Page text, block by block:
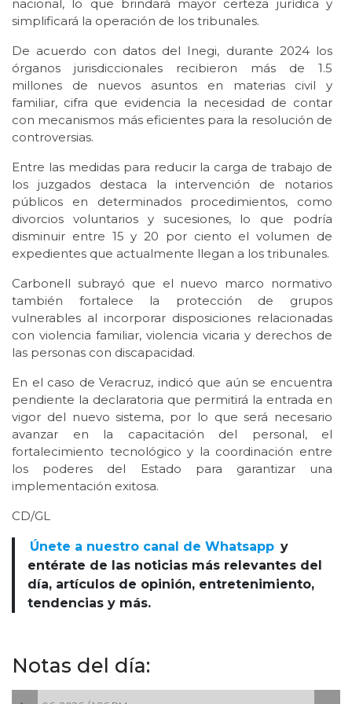
nacional, lo que brindará mayor certeza jurídica y
simplificará la operación de los tribunales.
De acuerdo con datos del Inegi, durante 2024 los
órganos jurisdiccionales recibieron más de 1.5
millones de nuevos asuntos en materias civil y
familiar, cifra que evidencia la necesidad de contar
con mecanismos más eficientes para la resolución de
controversias.
Entre las medidas para reducir la carga de trabajo de
los juzgados destaca la intervención de notarios
públicos en determinados procedimientos, como
divorcios voluntarios y sucesiones, lo que podría
disminuir entre 15 y 20 por ciento el volumen de
expedientes que actualmente llegan a los tribunales.
Carbonell subrayó que el nuevo marco normativo
también fortalece la protección de grupos
vulnerables al incorporar disposiciones relacionadas
con violencia familiar, violencia vicaria y derechos de
las personas con discapacidad.
En el caso de Veracruz, indicó que aún se encuentra
pendiente la declaratoria que permitirá la entrada en
vigor del nuevo sistema, por lo que será necesario
avanzar en la capacitación del personal, el
fortalecimiento tecnológico y la coordinación entre
los poderes del Estado para garantizar una
implementación exitosa.
CD/GL
Únete a nuestro canal de Whatsapp y
entérate de las noticias más relevantes del
día, artículos de opinión, entretenimiento,
tendencias y más.
Notas del día: